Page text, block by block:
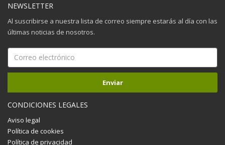
NEWSLETTER
Al suscribirse a nuestra lista de correo siempre estarás al día con las
últimas noticias de nosotros.
CONDICIONES LEGALES
Aviso legal
Política de cookies
Política de privacidad